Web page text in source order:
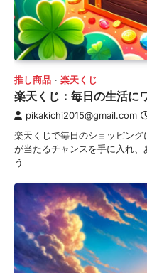
推し商品 楽天くじ
楽天くじ：毎日の生活に
pikakichi2015@gmail.com
楽天くじで毎日のショッピン
が当たるチャンスを手に入れ
う